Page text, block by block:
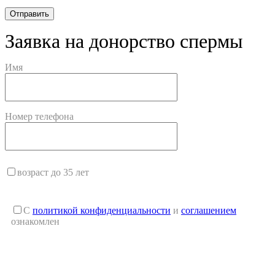
Заявка на донорство спермы
Имя
Номер телефона
возраст до 35 лет
С политикой конфиденциальности и соглашением
ознакомлен